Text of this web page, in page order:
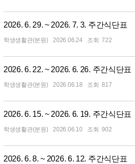
2026. 6. 29. ~ 2026. 7. 3. 주간식단표
학생생활관(분원) 2026.06.24 722
2026. 6. 22. ~ 2026. 6. 26. 주간식단표
학생생활관(분원) 2026.06.18 817
2026. 6. 15. ~ 2026. 6. 19. 주간식단표
학생생활관(분원) 2026.06.10 902
2026. 6. 8. ~ 2026. 6. 12. 주간식단표